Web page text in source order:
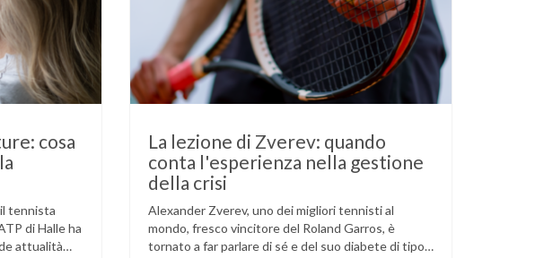
cosa
tennista
di Halle ha
attualità
La lezione di Zverev: quando
conta l'esperienza nella gestione
della crisi
Alexander Zverev, uno dei migliori tennisti al
mondo, fresco vincitore del Roland Garros, è
tornato a far parlare di sé e del suo diabete di tipo